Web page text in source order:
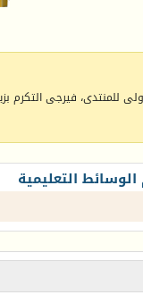
للمنتدى، فيرجى التكرم
التعليمية